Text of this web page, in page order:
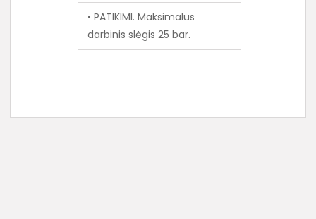
• PATIKIMI. Maksimalus
darbinis slėgis 25 bar.